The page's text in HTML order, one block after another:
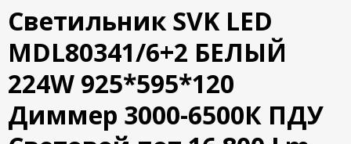
возврат
Новости
Полезные
статьи
Светильник SVK LED
MDL80341/6+2 БЕЛЫЙ
224W 925*595*120
Диммер 3000-6500К ПДУ